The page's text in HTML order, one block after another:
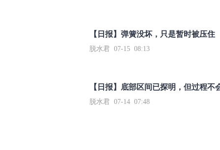
【日报】弹簧没坏，只是暂时被压住
脱水君 07-15 08:13
【日报】底部区间已探明，但过程不
脱水君 07-14 07:48